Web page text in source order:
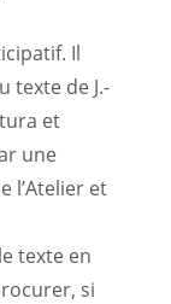
Il
texte de J.-
et
une
l’Atelier et
texte en
si